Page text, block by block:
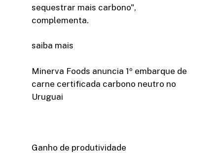
sequestrar mais carbono",
complementa.
saiba mais
Minerva Foods anuncia 1º embarque de
carne certificada carbono neutro no
Uruguai
Ganho de produtividade